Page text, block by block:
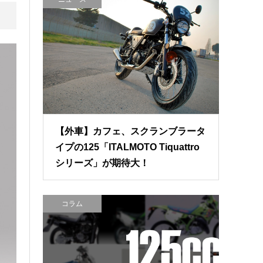
【外車】カフェ、スクランブラータ
イプの125「ITALMOTO Tiquattro
シリーズ」が期待大！
コラム